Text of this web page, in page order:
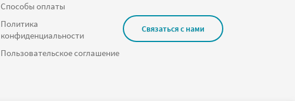
Способы оплаты
Политика
конфиденциальности
Пользовательское соглашение
Связаться с нами